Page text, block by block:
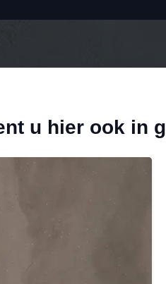
u hier ook in